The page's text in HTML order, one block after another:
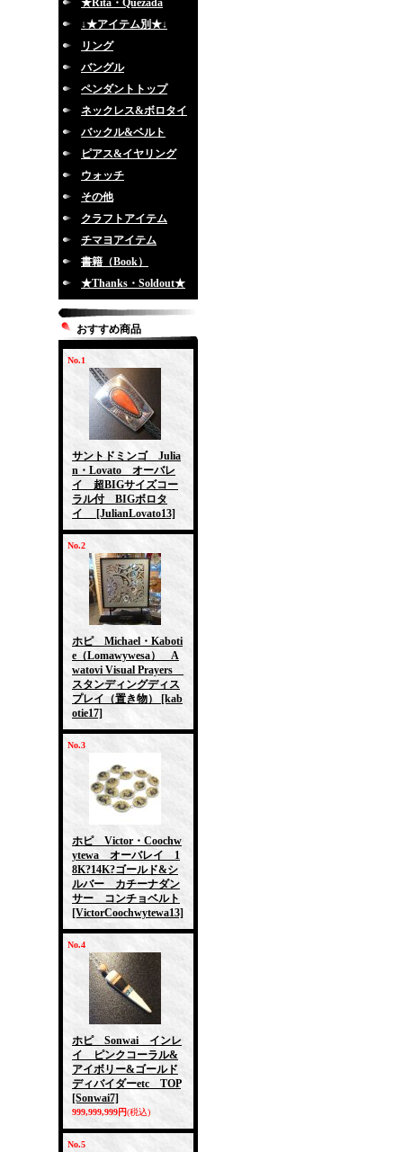
★Rita・Quezada
↓★アイテム別★↓
リング
バングル
ペンダントトップ
ネックレス&ボロタイ
バックル&ベルト
ピアス&イヤリング
ウォッチ
その他
クラフトアイテム
チマヨアイテム
書籍（Book）
★Thanks・Soldout★
おすすめ商品
No.1
サントドミンゴ Julia
n・Lovato オーバレ
イ 超BIGサイズコー
ラル付 BIGボロタ
イ
[JulianLovato13]
No.2
ホピ Michael・Kaboti
e（Lomawywesa） A
watovi Visual Prayers
スタンディングディス
プレイ（置き物）
[kab
otie17]
No.3
ホピ Victor・Coochw
ytewa オーバレイ 1
8K?14K?ゴールド&シ
ルバー カチーナダン
サー コンチョベルト
[VictorCoochwytewa13]
No.4
ホピ Sonwai インレ
イ ピンクコーラル&
アイボリー&ゴールド
ディバイダーetc TOP
[Sonwai7]
999,999,999円(税込)
No.5